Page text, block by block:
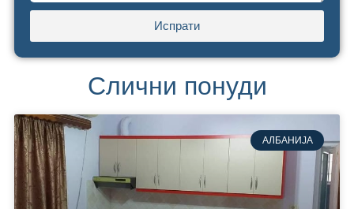
Испрати
Слични понуди
АЛБАНИЈА